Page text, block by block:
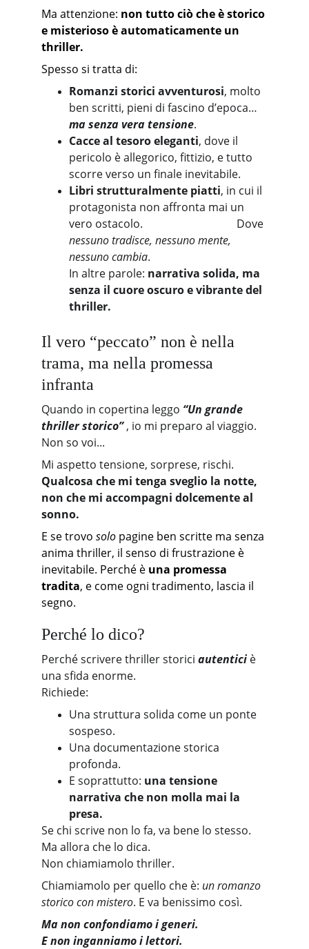
Ma attenzione: non tutto ciò che è storico
e misterioso è automaticamente un
thriller.
Spesso si tratta di:
Romanzi storici avventurosi, molto
ben scritti, pieni di fascino d’epoca…
ma senza vera tensione.
Cacce al tesoro eleganti, dove il
pericolo è allegorico, fittizio, e tutto
scorre verso un finale inevitabile.
Libri strutturalmente piatti, in cui il
protagonista non affronta mai un
vero ostacolo.                                  Dove
nessuno tradisce, nessuno mente,
nessuno cambia.
In altre parole: narrativa solida, ma
senza il cuore oscuro e vibrante del
thriller.
Il vero “peccato” non è nella
trama, ma nella promessa
infranta
Quando in copertina leggo “Un grande
thriller storico” , io mi preparo al viaggio.
Non so voi...
Mi aspetto tensione, sorprese, rischi.
Qualcosa che mi tenga sveglio la notte,
non che mi accompagni dolcemente al
sonno.
E se trovo solo pagine ben scritte ma senza
anima thriller, il senso di frustrazione è
inevitabile. Perché è una promessa
tradita, e come ogni tradimento, lascia il
segno.
Perché lo dico?
Perché scrivere thriller storici autentici è
una sfida enorme.
Richiede:
Una struttura solida come un ponte
sospeso.
Una documentazione storica
profonda.
E soprattutto: una tensione
narrativa che non molla mai la
presa.
Se chi scrive non lo fa, va bene lo stesso.
Ma allora che lo dica.
Non chiamiamolo thriller.
Chiamiamolo per quello che è: un romanzo
storico con mistero. E va benissimo così.
Ma non confondiamo i generi.
E non inganniamo i lettori.